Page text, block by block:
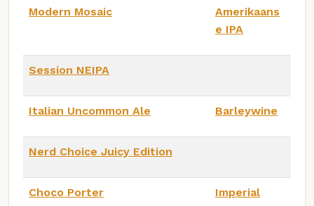
Modern Mosaic
Amerikaans
e IPA
Session NEIPA
Italian Uncommon Ale Barleywine
Nerd Choice Juicy Edition
Choco Porter
Imperial